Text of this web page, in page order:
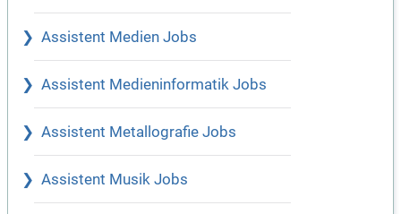
Assistent Medien Jobs
Assistent Medieninformatik Jobs
Assistent Metallografie Jobs
Assistent Musik Jobs